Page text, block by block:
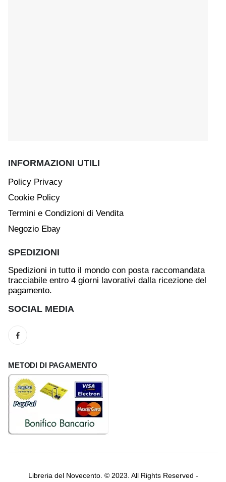
INFORMAZIONI UTILI
Policy Privacy
Cookie Policy
Termini e Condizioni di Vendita
Negozio Ebay
SPEDIZIONI
Spedizioni in tutto il mondo con posta raccomandata
tracciabile entro 4 giorni lavorativi dalla ricezione del
pagamento.
SOCIAL MEDIA
METODI DI PAGAMENTO
Libreria del Novecento. © 2023. All Rights Reserved -